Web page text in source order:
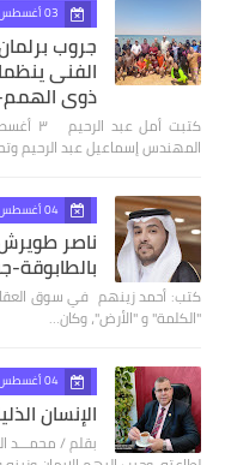
03 أغسطس 2026
جروب
الفنى
ذوي الهمم-
المهندس إسماعيل عبد الرحيم
04 أغسطس 2026
ناصر
بالطابوقة-
كتب: أحمد زينهم في سوق
"الكلمة" و "الأرض"، وكان…
04 أغسطس 2026
الإنسان
بقلم / محمـــد